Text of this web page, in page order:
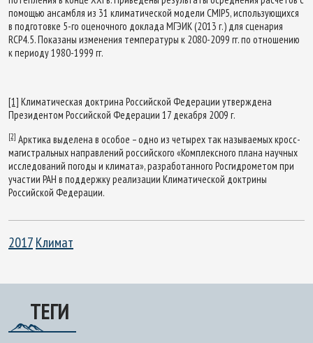
помощью ансамбля из 31 климатической модели CMIP5, использующихся
в подготовке 5-го оценочного доклада МГЭИК (2013 г.) для сценария
RCP4.5. Показаны изменения температуры к 2080-2099 гг. по отношению
к периоду 1980-1999 гг.
[1] Климатическая доктрина Российской Федерации утверждена
Президентом Российской Федерации 17 декабря 2009 г.
[2] Арктика выделена в особое – одно из четырех так называемых кросс-
магистральных направлений российского «Комплексного плана научных
исследований погоды и климата», разработанного Росгидрометом при
участии РАН в поддержку реализации Климатической доктрины
Российской Федерации.
2017Климат
ТЕГИ